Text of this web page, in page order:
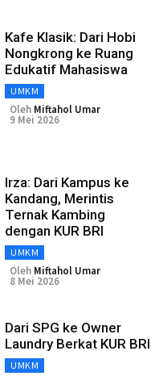
Kafe Klasik: Dari Hobi
Nongkrong ke Ruang
Edukatif Mahasiswa
UMKM
Oleh Miftahol Umar
9 Mei 2026
Irza: Dari Kampus ke
Kandang, Merintis
Ternak Kambing
dengan KUR BRI
UMKM
Oleh Miftahol Umar
8 Mei 2026
Dari SPG ke Owner
Laundry Berkat KUR BRI
UMKM